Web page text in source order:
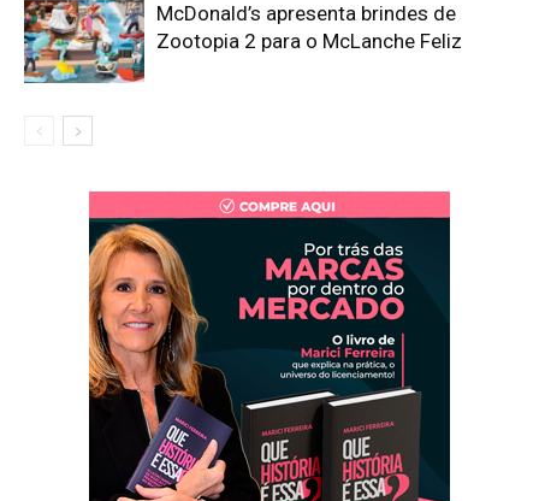
McDonald’s apresenta brindes de
Zootopia 2 para o McLanche Feliz